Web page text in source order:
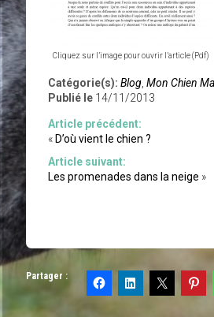
Cliquez sur l’image pour ouvrir l’article (Pdf)
Catégorie(s): Blog Mon Chien
Publié le 14/11/2013
Article précédent:
«D’où vient le chien ?
Article suivant:
Les promenades dans la neige »
Partager :